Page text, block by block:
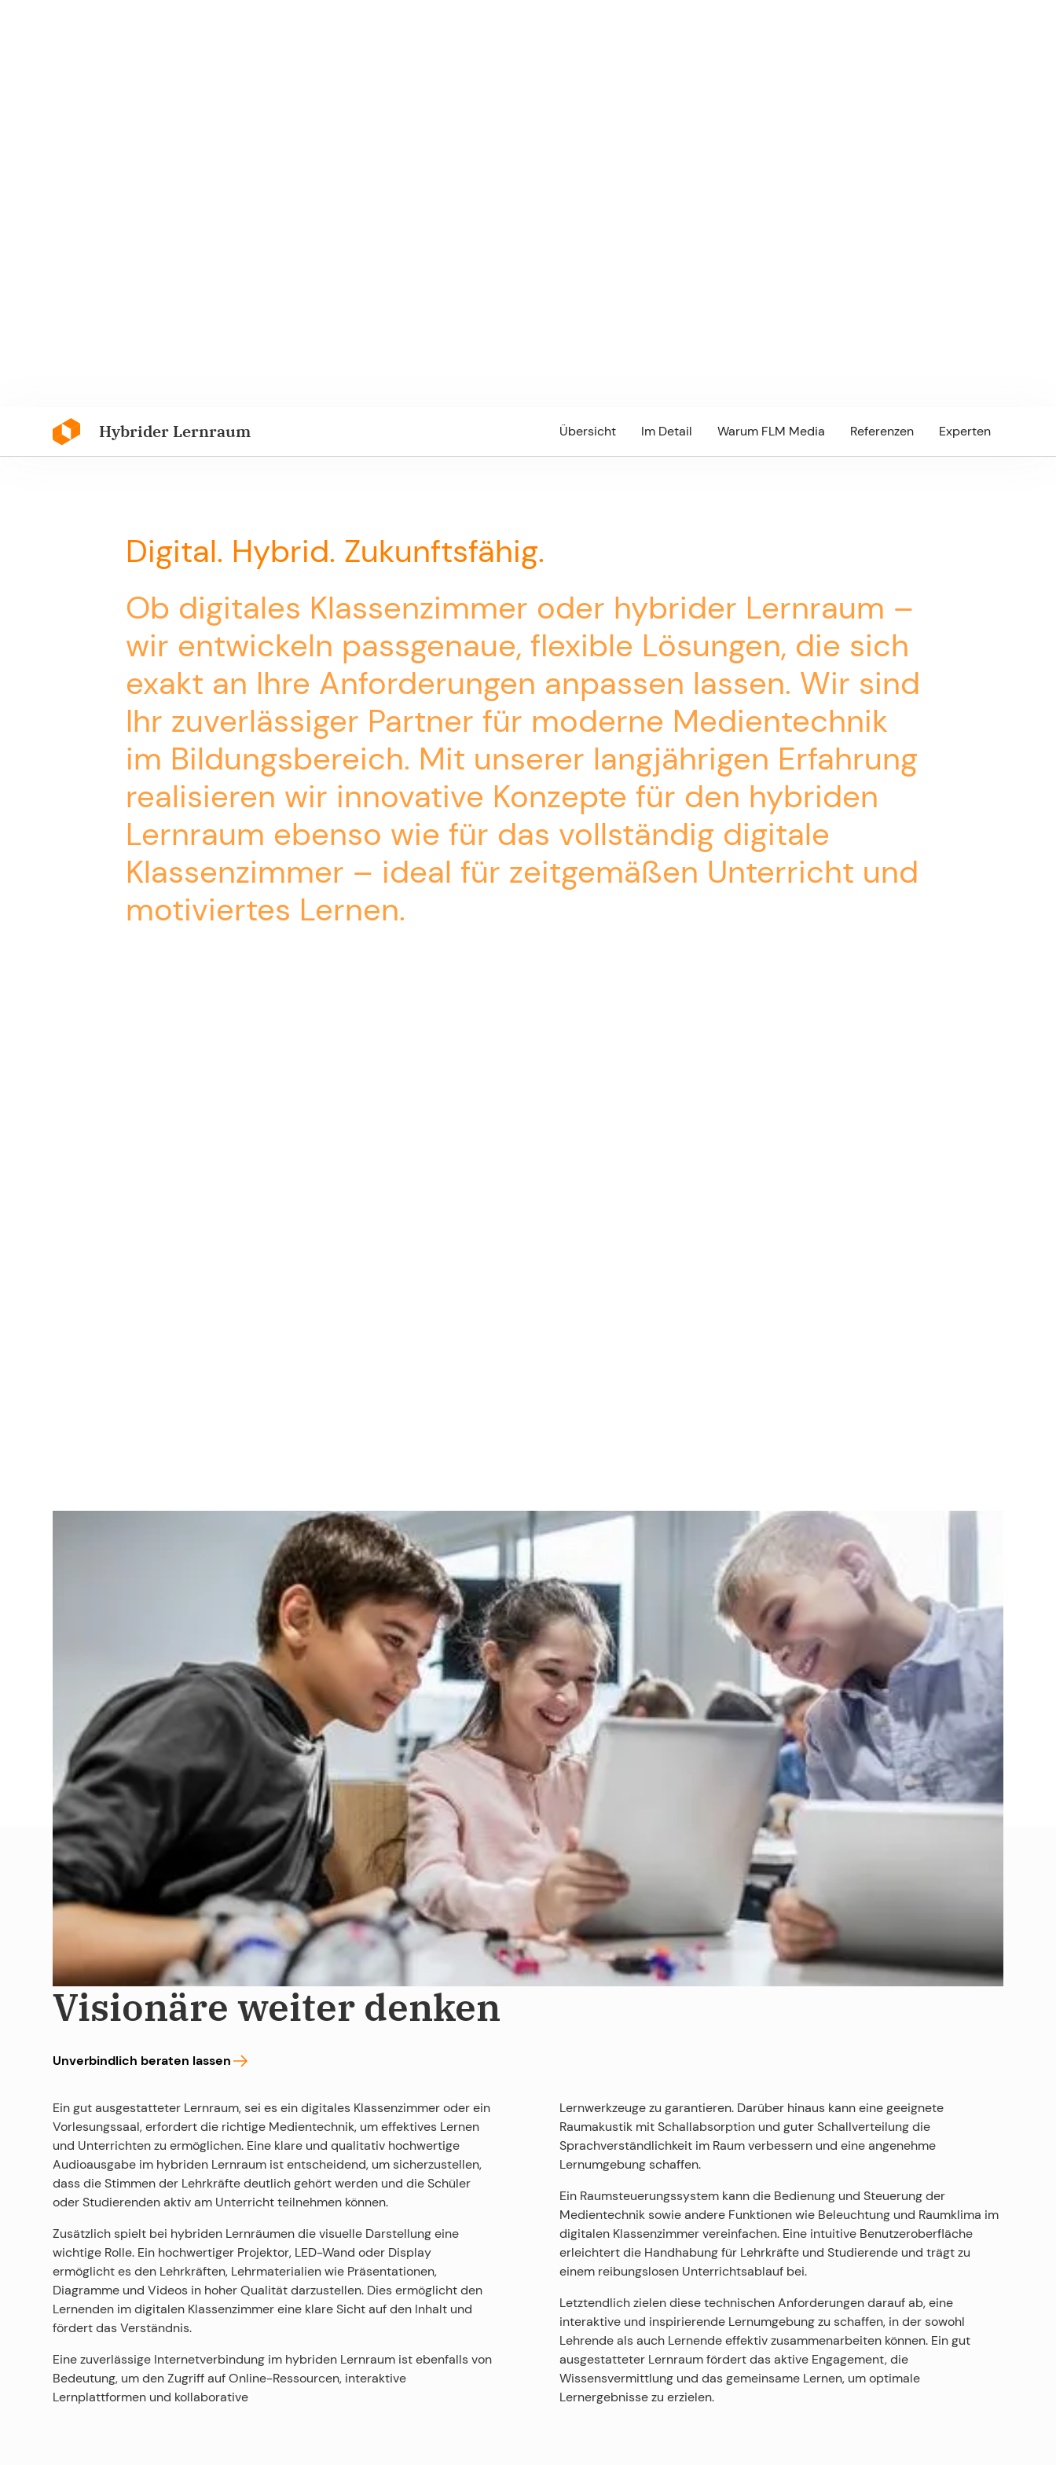
Hybrider Lernraum Übersicht Im Detail Warum FLM Media Referenzen Experten
Digital. Hybrid. Zukunftsfähig.
Ob digitales Klassenzimmer oder hybrider Lernraum –
wir entwickeln passgenaue, flexible Lösungen, die sich
exakt an Ihre Anforderungen anpassen lassen. Wir sind
Ihr zuverlässiger Partner für moderne Medientechnik
im Bildungsbereich. Mit unserer langjährigen Erfahrung
realisieren wir innovative Konzepte für den hybriden
Lernraum ebenso wie für das vollständig digitale
Klassenzimmer – ideal für zeitgemäßen Unterricht und
motiviertes Lernen.
Besseres
Interaktives und kollaboratives Lernen fördert den
Austausch der Lerninhalte
Zukunftsbereit
moderne Technologie stärkt die Fähigkeiten und
den Umgang mit der digitalen Welt
mehr
Barrierefreiheit
effektive und barrierefreie Kommunikation trotz
räumlicher Trennung
BERATEN LASSEN
Hybrider Lernraum - Wo
Visionäre weiter denken
Unverbindlich beraten lassen
Ein gut ausgestatteter Lernraum, sei es ein digitales Klassenzimmer oder ein
Vorlesungssaal, erfordert die richtige Medientechnik, um effektives Lernen
und Unterrichten zu ermöglichen. Eine klare und qualitativ hochwertige
Audioausgabe im hybriden Lernraum ist entscheidend, um sicherzustellen,
dass die Stimmen der Lehrkräfte deutlich gehört werden und die Schüler
oder Studierenden aktiv am Unterricht teilnehmen können.
Zusätzlich spielt bei hybriden Lernräumen die visuelle Darstellung eine
wichtige Rolle. Ein hochwertiger Projektor, LED-Wand oder Display
ermöglicht es den Lehrkräften, Lehrmaterialien wie Präsentationen,
Diagramme und Videos in hoher Qualität darzustellen. Dies ermöglicht den
Lernenden im digitalen Klassenzimmer eine klare Sicht auf den Inhalt und
fördert das Verständnis.
Eine zuverlässige Internetverbindung im hybriden Lernraum ist ebenfalls von
Bedeutung, um den Zugriff auf Online-Ressourcen, interaktive
Lernplattformen und kollaborative
Lernwerkzeuge zu garantieren. Darüber hinaus kann eine geeignete
Raumakustik mit Schallabsorption und guter Schallverteilung die
Sprachverständlichkeit im Raum verbessern und eine angenehme
Lernumgebung schaffen.
Ein Raumsteuerungssystem kann die Bedienung und Steuerung der
Medientechnik sowie andere Funktionen wie Beleuchtung und Raumklima im
digitalen Klassenzimmer vereinfachen. Eine intuitive Benutzeroberfläche
erleichtert die Handhabung für Lehrkräfte und Studierende und trägt zu
einem reibungslosen Unterrichtsablauf bei.
Letztendlich zielen diese technischen Anforderungen darauf ab, eine
interaktive und inspirierende Lernumgebung zu schaffen, in der sowohl
Lehrende als auch Lernende effektiv zusammenarbeiten können. Ein gut
ausgestatteter Lernraum fördert das aktive Engagement, die
Wissensvermittlung und das gemeinsame Lernen, um optimale
Lernergebnisse zu erzielen.